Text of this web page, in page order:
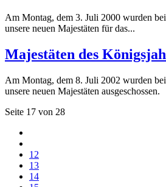
Am Montag, dem 3. Juli 2000 wurden
unsere neuen Majestäten für das...
Majestäten des
Am Montag, dem 8. Juli 2002 wurden
unsere neuen Majestäten ausgeschossen.
Seite 17 von 28
12
13
14